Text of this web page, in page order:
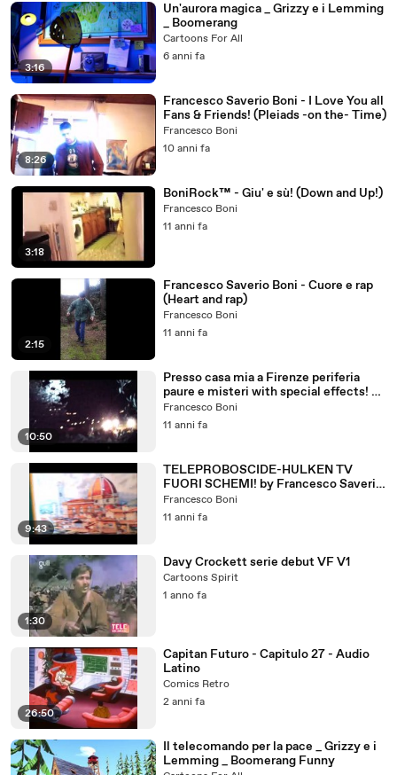
3:16
Un'aurora magica _ Grizzy e i Lemming
_ Boomerang
Cartoons For All
6 anni fa
8:26
Francesco Saverio Boni - I Love You all
Fans & Friends! (Pleiads -on the- Time)
Francesco Boni
10 anni fa
3:18
BoniRock™ - Giu' e sù! (Down and Up!)
Francesco Boni
11 anni fa
2:15
Francesco Saverio Boni - Cuore e rap
(Heart and rap)
Francesco Boni
11 anni fa
10:50
Presso casa mia a Firenze periferia
paure e misteri with special effects! by
Vostro Francesco S. Boni
Francesco Boni
11 anni fa
9:43
TELEPROBOSCIDE-HULKEN TV
FUORI SCHEMI! by Francesco Saverio
Boni
Francesco Boni
11 anni fa
1:30
Davy Crockett serie debut VF V1
Cartoons Spirit
1 anno fa
26:50
Capitan Futuro - Capitulo 27 - Audio
Latino
Comics Retro
2 anni fa
Il telecomando per la pace _ Grizzy e i
Lemming _ Boomerang Funny